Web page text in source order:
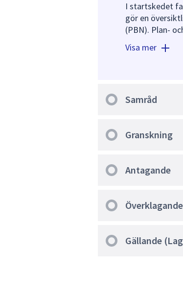
I startskedet
gör en
(PBN). Plan-
I samband
Visa mer
Samråd
Granskning
Antagande
Överklagande
Gällande